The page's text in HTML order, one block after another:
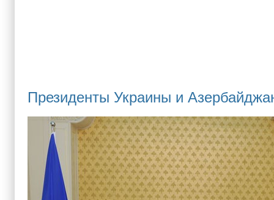
Президенты Украины и